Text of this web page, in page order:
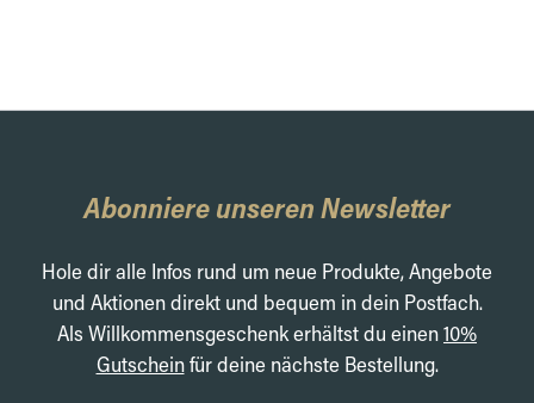
Abonniere unseren Newsletter
Hole dir alle Infos rund um neue Produkte, Angebote
und Aktionen direkt und bequem in dein Postfach.
Als Willkommensgeschenk erhältst du einen10%
Gutscheinfür deine nächste Bestellung.